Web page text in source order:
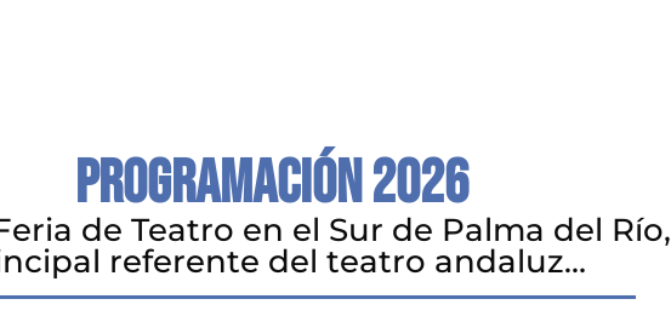
Programación 2026
de Teatro en el Sur de Palma del Río,
referente del teatro andaluz…